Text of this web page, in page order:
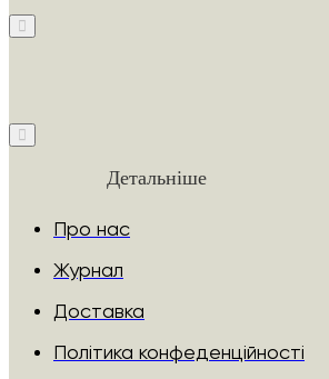
Детальніше
Про нас
Журнал
Доставка
Політика конфеденційності